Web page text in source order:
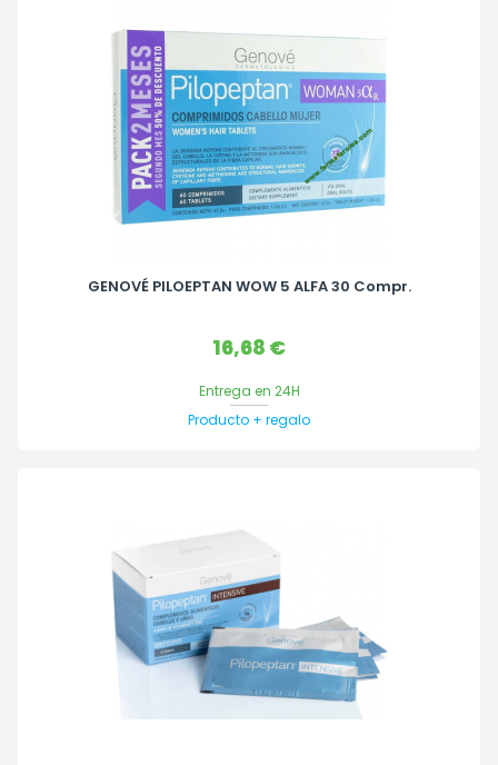
GENOVÉ PILOEPTAN WOW 5 ALFA 30 Compr.
Precio
16,68 €
Entrega en 24H
Producto + regalo